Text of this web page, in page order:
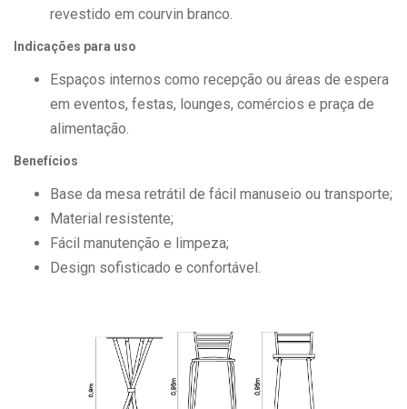
revestido em courvin branco.
Indicações para uso
Espaços internos como recepção ou áreas de espera
em eventos, festas, lounges, comércios e praça de
alimentação.
Benefícios
Base da mesa retrátil de fácil manuseio ou transporte;
Material resistente;
Fácil manutenção e limpeza;
Design sofisticado e confortável.